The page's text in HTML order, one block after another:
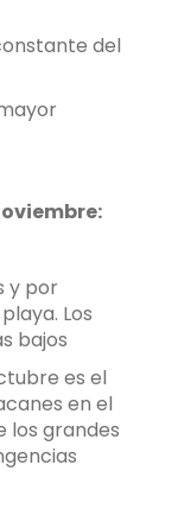
del
y por
Los
bajos
es el
en el
los grandes